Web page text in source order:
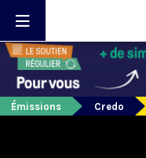
Émissions Credo